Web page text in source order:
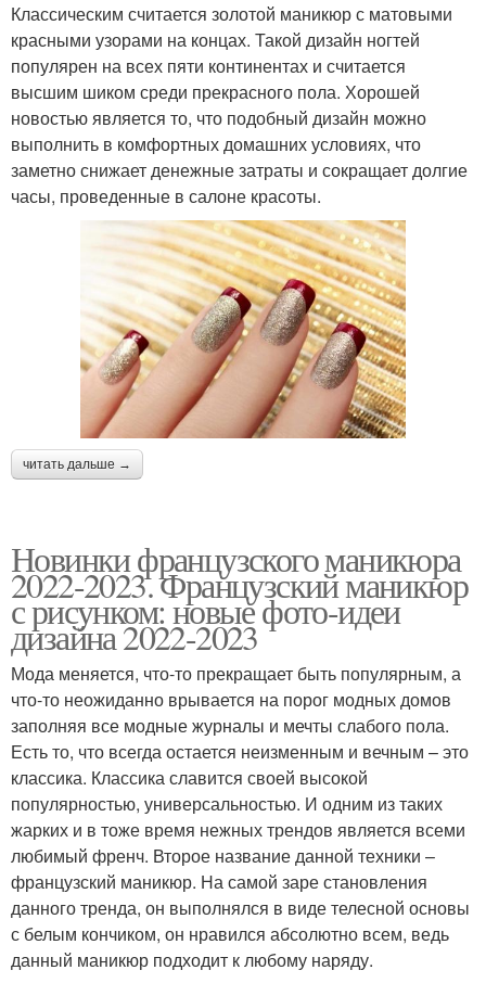
Классическим считается золотой маникюр с матовыми
красными узорами на концах. Такой дизайн ногтей
популярен на всех пяти континентах и считается
высшим шиком среди прекрасного пола. Хорошей
новостью является то, что подобный дизайн можно
выполнить в комфортных домашних условиях, что
заметно снижает денежные затраты и сокращает долгие
часы, проведенные в салоне красоты.
читать дальше →
Новинки французского маникюра
2022-2023. Французский маникюр
с рисунком: новые фото-идеи
дизайна 2022-2023
Мода меняется, что-то прекращает быть популярным, а
что-то неожиданно врывается на порог модных домов
заполняя все модные журналы и мечты слабого пола.
Есть то, что всегда остается неизменным и вечным – это
классика. Классика славится своей высокой
популярностью, универсальностью. И одним из таких
жарких и в тоже время нежных трендов является всеми
любимый френч. Второе название данной техники –
французский маникюр. На самой заре становления
данного тренда, он выполнялся в виде телесной основы
с белым кончиком, он нравился абсолютно всем, ведь
данный маникюр подходит к любому наряду.